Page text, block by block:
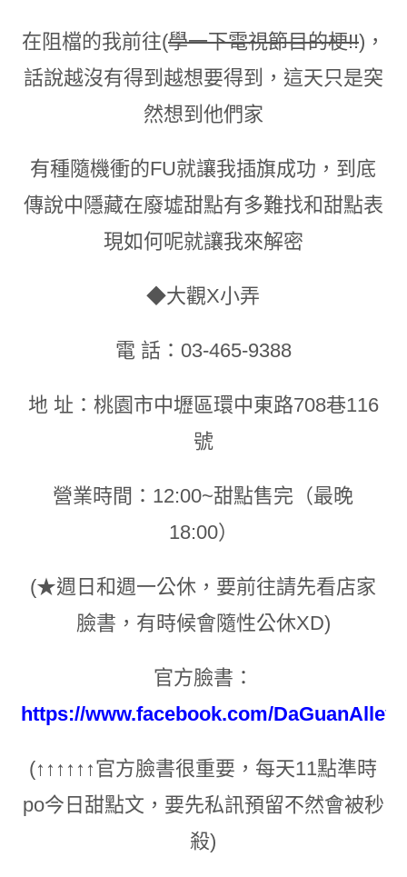
在阻檔的我前往(學一下電視節目的梗!!) ，
話說越沒有得到越想要得到 ， 這天只是突
然想到他們家
有種隨機衝的FU就讓我插旗成功 ， 到底
傳說中隱藏在廢墟甜點有多難找和甜點表
現如何呢就讓我來解密
◆大觀X小弄
電 話：03-465-9388
地 址：桃園市中壢區環中東路708巷116
號
營業時間：12:00~甜點售完（最晚
18:00）
(★週日和週一公休 ， 要前往請先看店家
臉書 ， 有時候會隨性公休XD)
官方臉書：
https://www.facebook.com/DaGuanAlley/
(↑ ↑ ↑ ↑ ↑ ↑官方臉書很重要 ，每天11點準時
po今日甜點文 ， 要先私訊預留不然會被秒
殺)